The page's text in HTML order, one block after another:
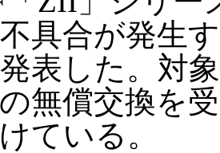
具合が発生
表した。対
無償交換を
ている。